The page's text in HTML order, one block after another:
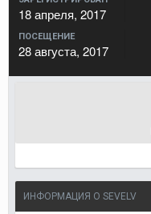
18 апреля, 2017
ПОСЕЩЕНИЕ
28 августа, 2017
ИНФОРМАЦИЯ О SEVELV